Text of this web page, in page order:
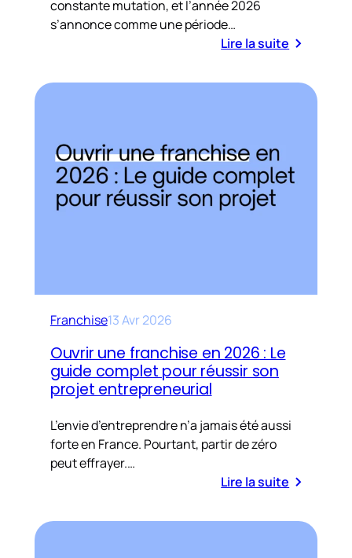
constante mutation, et l’année 2026
s’annonce comme une période…
Lire la suite
Franchise13 Avr 2026
Ouvrir une franchise en 2026 : Le
guide complet pour réussir son
projet entrepreneurial
L’envie d’entreprendre n’a jamais été aussi
forte en France. Pourtant, partir de zéro
peut effrayer.…
Lire la suite